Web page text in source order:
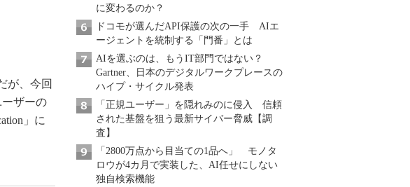
が、今回
ザーの
」に
に変わるのか？
ドコモが選んだAPI保護の次の一手 AIエ
ージェントを統制する「門番」とは
AIを選ぶのは、もうIT部門ではない？
Gartner、日本のデジタルワークプレースの
ハイプ・サイクル発表
「正規ユーザー」を隠れみのに侵入 信頼
された基盤を狙う最新サイバー脅威【調
査】
「2800万点から目当ての1品へ」 モノタ
ロウが4カ月で実装した、AI任せにしない
独自検索機能